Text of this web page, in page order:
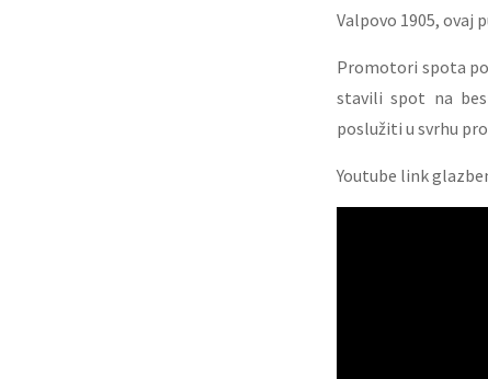
Valpovo 1905, ovaj
Promotori spota
stavili spot na
poslužiti u svrhu
Youtube link